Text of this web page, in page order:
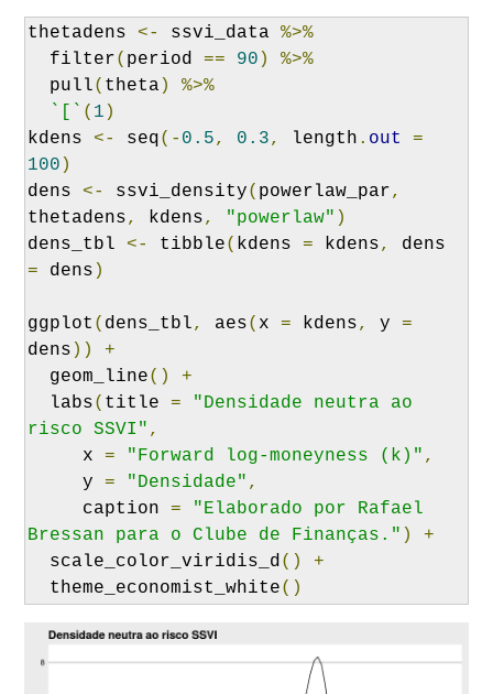
thetadens <- ssvi_data %>%
  filter
( period == 90 )
%>%
  pull
( theta )
%>%
`[` ( 1 )
kdens <- seq(- 0.5, 0.3, length . out
=
100 )
dens <- ssvi_density( powerlaw_par,
thetadens, kdens, "powerlaw" )
dens_tbl <- tibble( kdens = kdens,
= dens )
ggplot ( dens_tbl, aes( x = kdens, y =
dens ))
+
  geom_line
()
+
  labs
( title =
"Densidade neutra ao
risco SSVI" ,
     x
= "Forward log-moneyness (k)" ,
     y
= "Densidade" ,
     caption
=
"Elaborado por Rafael
Bressan para o Clube de Finanças." )
+
  scale_color_viridis_d
()
+
  theme_economist_white
()